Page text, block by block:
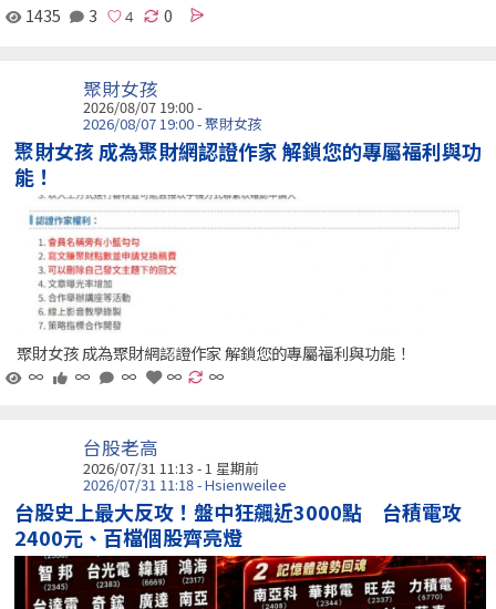
1435 3 0
聚財女孩
2026/08/07 19:00 -
2026/08/07 19:00 - 聚財女孩
聚財女孩 成為聚財網認證作家 解鎖您的專屬福利與功
能！
聚財女孩 成為聚財網認證作家 解鎖您的專屬福利與功能！
∞
∞ ∞ ∞ ∞
台股老高
2026/07/31 11:13 - 1 星期前
2026/07/31 11:18 - Hsienweilee
台股史上最大反攻！盤中狂飆近3000點 台積電攻
2400元、百檔個股齊亮燈